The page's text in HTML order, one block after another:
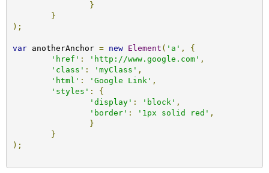
}
}
);
var anotherAnchor = new Element ( 'a' ,
{
'href' : 'http://www.google.com' ,
'class' : 'myClass' ,
'html' : 'Google Link' ,
'styles' :
{
'display' : 'block' ,
'border' : '1px solid red' ,
}
}
);